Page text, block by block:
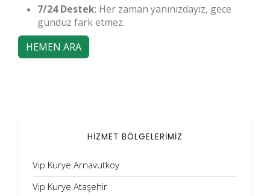
7/24 Destek: Her zaman yanınızdayız, gece
gündüz fark etmez.
HEMEN ARA
HİZMET BÖLGELERİMİZ
Vip Kurye Arnavutköy
Vip Kurye Ataşehir